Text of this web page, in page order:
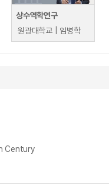
상수역학연구
원광대학교 | 임병학
Century